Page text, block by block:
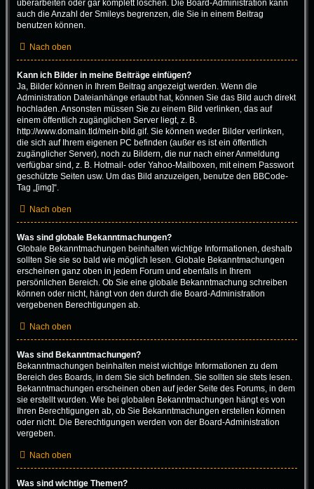
überarbeiten oder gar komplett löschen. Die Board-Administration kann
auch die Anzahl der Smileys begrenzen, die Sie in einem Beitrag
benutzen können.
Nach oben
Kann ich Bilder in meine Beiträge einfügen?
Ja, Bilder können in Ihrem Beitrag angezeigt werden. Wenn die
Administration Dateianhänge erlaubt hat, können Sie das Bild auch direkt
hochladen. Ansonsten müssen Sie zu einem Bild verlinken, das auf
einem öffentlich zugänglichen Server liegt, z. B.
http://www.domain.tld/mein-bild.gif. Sie können weder Bilder verlinken,
die sich auf Ihrem eigenen PC befinden (außer es ist ein öffentlich
zugänglicher Server), noch zu Bildern, die nur nach einer Anmeldung
verfügbar sind, z. B. Hotmail- oder Yahoo-Mailboxen, mit einem Passwort
geschützte Seiten usw. Um das Bild anzuzeigen, benutze den BBCode-
Tag „[img]“.
Nach oben
Was sind globale Bekanntmachungen?
Globale Bekanntmachungen beinhalten wichtige Informationen, deshalb
sollten Sie sie so bald wie möglich lesen. Globale Bekanntmachungen
erscheinen ganz oben in jedem Forum und ebenfalls in Ihrem
persönlichen Bereich. Ob Sie eine globale Bekanntmachung schreiben
können oder nicht, hängt von den durch die Board-Administration
vergebenen Berechtigungen ab.
Nach oben
Was sind Bekanntmachungen?
Bekanntmachungen beinhalten meist wichtige Informationen zu dem
Bereich des Boards, in dem Sie sich befinden. Sie sollten sie stets lesen.
Bekanntmachungen erscheinen oben auf jeder Seite des Forums, in dem
sie erstellt wurden. Wie bei globalen Bekanntmachungen hängt es von
Ihren Berechtigungen ab, ob Sie Bekanntmachungen erstellen können
oder nicht. Die Berechtigungen werden von der Board-Administration
vergeben.
Nach oben
Was sind wichtige Themen?